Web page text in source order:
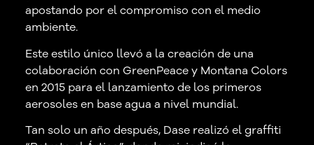
apostando por el compromiso con el medio
ambiente.
Este estilo único llevó a la creación de una
colaboración con GreenPeacey Montana Colors
en 2015 para el lanzamiento de los primeros
aerosoles en base agua a nivel mundial.
Tan solo un año después, Dase realizó el graffiti